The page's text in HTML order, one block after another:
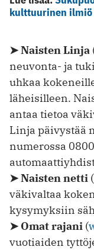
kulttuurinen ilmiö
➤ Naisten Linja
neuvonta- ja
uhkaa
läheisilleen.
antaa tietoa
Linja päivystää
numerossa
➤ Naisten netti (
väkivaltaa
kysymyksiin
➤ Omat rajani (
vuotiaiden